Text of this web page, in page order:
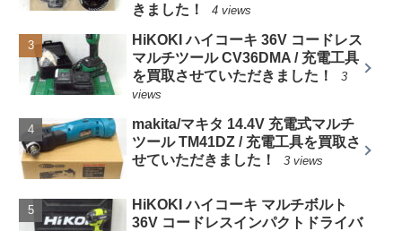
きました！
4 views
HiKOKI ハイコーキ 36V コードレス
マルチツール CV36DMA / 充電工具
を買取させていただきました！
3
views
makita/マキタ 14.4V 充電式マルチ
ツール TM41DZ / 充電工具を買取さ
せていただきました！
3 views
HiKOKI ハイコーキ マルチボルト
36V コードレスインパクトドライバ